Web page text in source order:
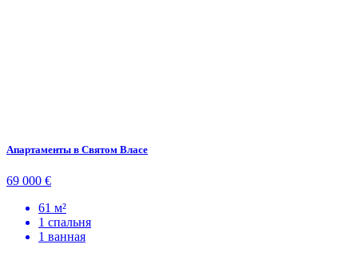
Апартаменты в Святом Власе
69 000 €
61 м²
1 спальня
1 ванная